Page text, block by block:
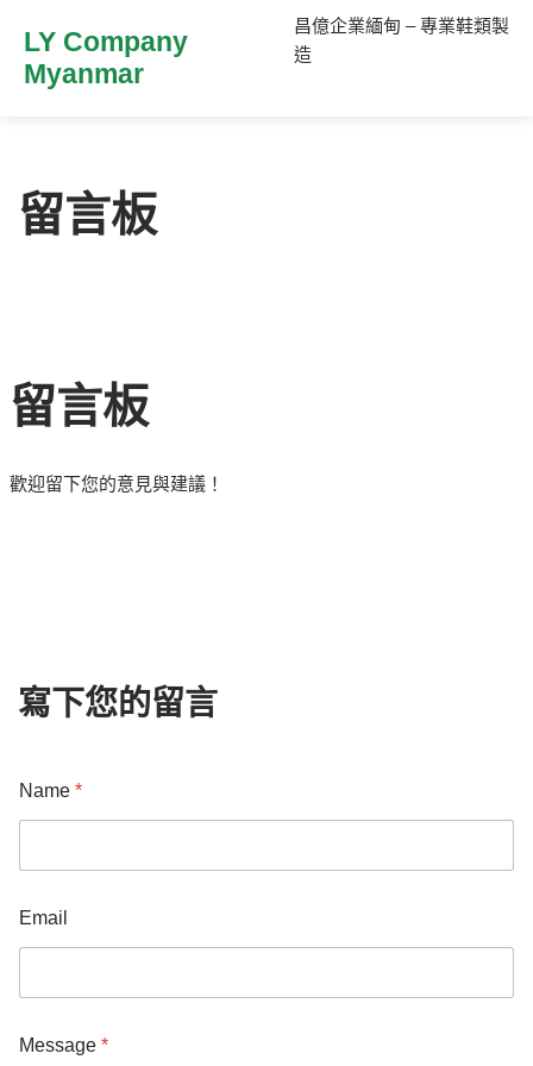
LY Company
Myanmar
昌億企業緬甸 – 專業鞋類製
造
留言板
留言板
歡迎留下您的意見與建議！
寫下您的留言
Name *
Email
Message *